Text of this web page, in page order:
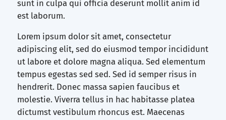
sunt in culpa qui officia deserunt mollit anim id
est laborum.
Lorem ipsum dolor sit amet, consectetur
adipiscing elit, sed do eiusmod tempor incididunt
ut labore et dolore magna aliqua. Sed elementum
tempus egestas sed sed. Sed id semper risus in
hendrerit. Donec massa sapien faucibus et
molestie. Viverra tellus in hac habitasse platea
dictumst vestibulum rhoncus est. Maecenas